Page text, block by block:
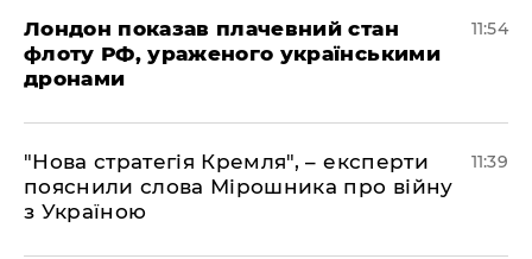
Лондон показав плачевний стан
флоту РФ, ураженого українськими
дронами
11:54
"Нова стратегія Кремля", – експерти
пояснили слова Мірошника про війну
з Україною
11:39